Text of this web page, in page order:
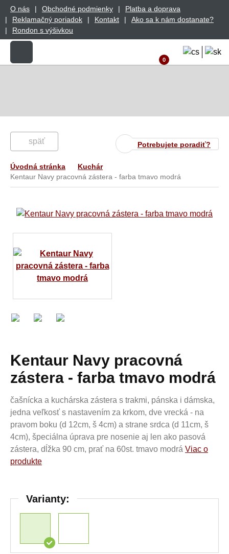
O nás Obchodné podmienky
Platba a doprava
Reklamačný poriadok
Kontakt
Ako sa k nám dostanate?
Rondon s výšivkou
0
Potrebujete poradiť?
späť
Úvodná stránka
Kuchár
Kentaur Navy pracovná zástera - farba tmavo modrá
Kentaur Navy pracovná
zástera - farba tmavo modrá
čašnícka a kuchárska zástera s trakmi, pánska i dámska,
jedna veľkosť s nastavením za krkom, dve vrecká - na
pravom boku (d 12cm, š 4cm) a strane srdca (d 11cm, š
4cm), špeciálna úprava pre nosenie aj len ako pasová
zástera, dĺžka 90 cm, prať na 60st. tmavo modrá Viac o
produkte
Varianty: